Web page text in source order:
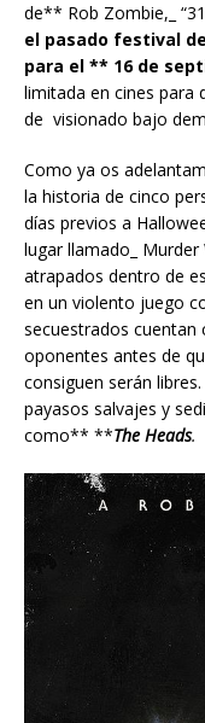
de** Rob Zombie,_
el pasado festival de
para el ** 16 de
limitada en cines para
de visionado bajo
Como ya os
la historia de cinco
días previos a
lugar llamado_
atrapados dentro de
en un violento juego
secuestrados cuentan
oponentes antes de
consiguen serán
payasos salvajes y
como** **The Heads.